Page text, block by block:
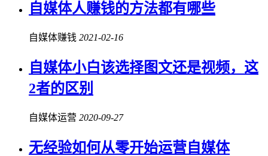
自媒体人赚钱的方法都有哪些
自媒体赚钱 2021-02-16
自媒体小白该选择图文还是视频，这
2者的区别
自媒体运营 2020-09-27
无经验如何从零开始运营自媒体